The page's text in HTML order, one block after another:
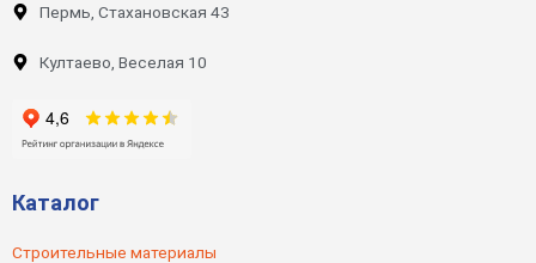
Пермь, Стахановская 43
Култаево, Веселая 10
Каталог
Строительные материалы